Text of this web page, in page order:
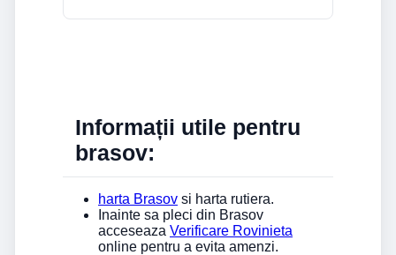
Informații utile pentru
brasov:
harta Brasov si harta rutiera.
Inainte sa pleci din Brasov
acceseaza Verificare Rovinieta
online pentru a evita amenzi.